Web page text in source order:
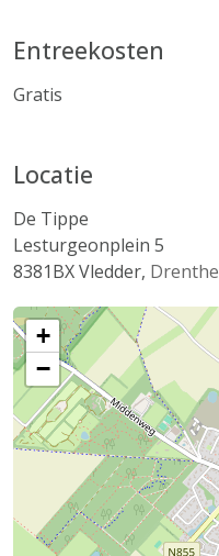
Entreekosten
Gratis
Locatie
De Tippe
Lesturgeonplein 5
8381BXVledder, Drenthe
+
−